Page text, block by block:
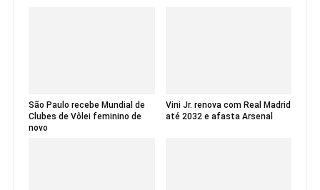
São Paulo recebe Mundial de
Clubes de Vôlei feminino de
novo
Vini Jr. renova com Real Madrid
até 2032 e afasta Arsenal